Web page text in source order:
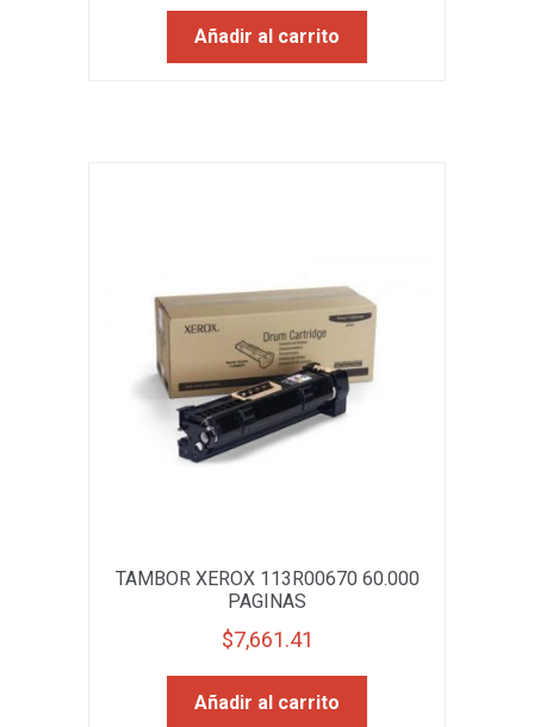
Añadir al carrito
TAMBOR XEROX 113R00670 60.000
PAGINAS
$7,661.41
Añadir al carrito